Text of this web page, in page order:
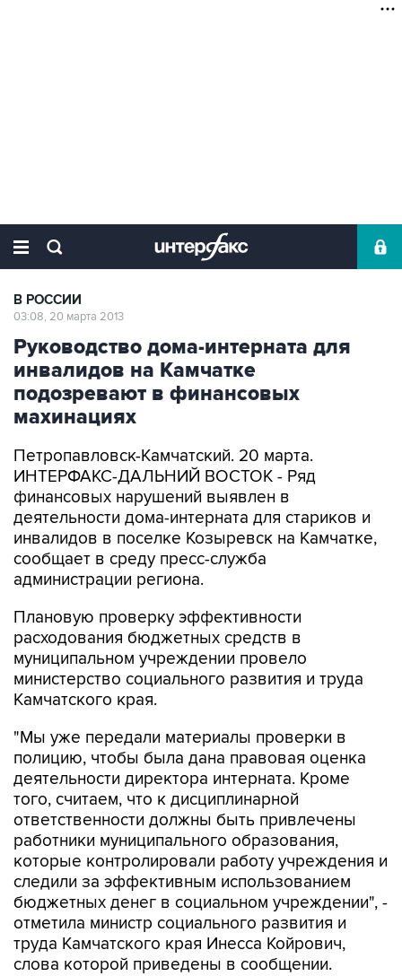
В РОССИИ
03:08, 20 марта 2013
Руководство дома-интерната для
инвалидов на Камчатке
подозревают в финансовых
махинациях
Петропавловск-Камчатский. 20 марта.
ИНТЕРФАКС-ДАЛЬНИЙ ВОСТОК - Ряд
финансовых нарушений выявлен в
деятельности дома-интерната для стариков и
инвалидов в поселке Козыревск на Камчатке,
сообщает в среду пресс-служба
администрации региона.
Плановую проверку эффективности
расходования бюджетных средств в
муниципальном учреждении провело
министерство социального развития и труда
Камчатского края.
"Мы уже передали материалы проверки в
полицию, чтобы была дана правовая оценка
деятельности директора интерната. Кроме
того, считаем, что к дисциплинарной
ответственности должны быть привлечены
работники муниципального образования,
которые контролировали работу учреждения и
следили за эффективным использованием
бюджетных денег в социальном учреждении", -
отметила министр социального развития и
труда Камчатского края Инесса Койрович,
слова которой приведены в сообщении.